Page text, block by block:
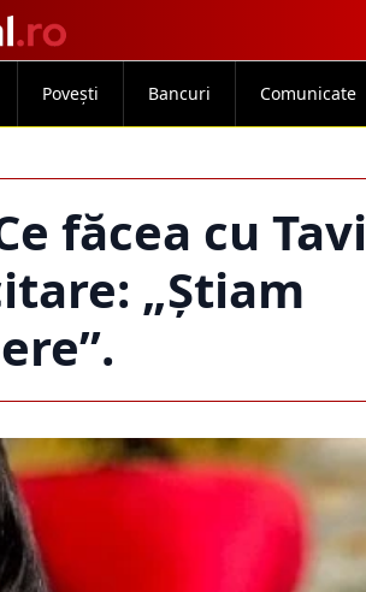
Povești Bancuri Comunicate
făcea cu Tavi
„Știam